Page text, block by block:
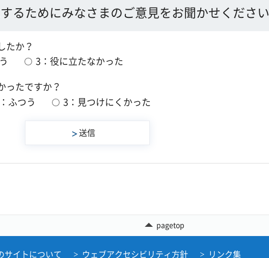
るためにみなさまのご意見をお聞かせください
たか？
3：役に立たなかった
ったですか？
ふつう 3：見つけにくかった
pagetop
サイトについて ウェブアクセシビリティ方針 リンク集